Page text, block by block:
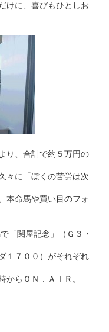
けに、喜びもひとしお
り、合計で約５万円の
々に「ぼくの苦労は次
本命馬や買い目のフォ
「関屋記念」（Ｇ３・
１７００）がそれぞれ
からＯＮ．ＡＩＲ。